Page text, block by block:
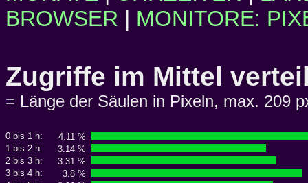
BROWSER | MONITORE:
Zugriffe im Mittel
= Länge der Säulen in Pixeln, max. 209
0 bis 1 h:
4.11 %
1 bis 2 h:
3.14 %
2 bis 3 h:
3.31 %
3 bis 4 h:
3.8 %